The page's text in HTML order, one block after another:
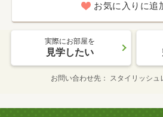
お気に入りに追
実際にお部屋を
見学したい
お問い合わせ先 スタイリッシュ